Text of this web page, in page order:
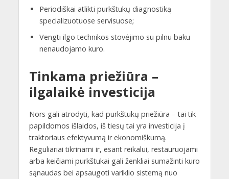
Periodiškai atlikti purkštukų diagnostiką
specializuotuose servisuose;
Vengti ilgo technikos stovėjimo su pilnu baku
nenaudojamo kuro.
Tinkama priežiūra –
ilgalaikė investicija
Nors gali atrodyti, kad purkštukų priežiūra – tai tik
papildomos išlaidos, iš tiesų tai yra investicija į
traktoriaus efektyvumą ir ekonomiškumą.
Reguliariai tikrinami ir, esant reikalui, restauruojami
arba keičiami purkštukai gali ženkliai sumažinti kuro
sąnaudas bei apsaugoti variklio sistemą nuo